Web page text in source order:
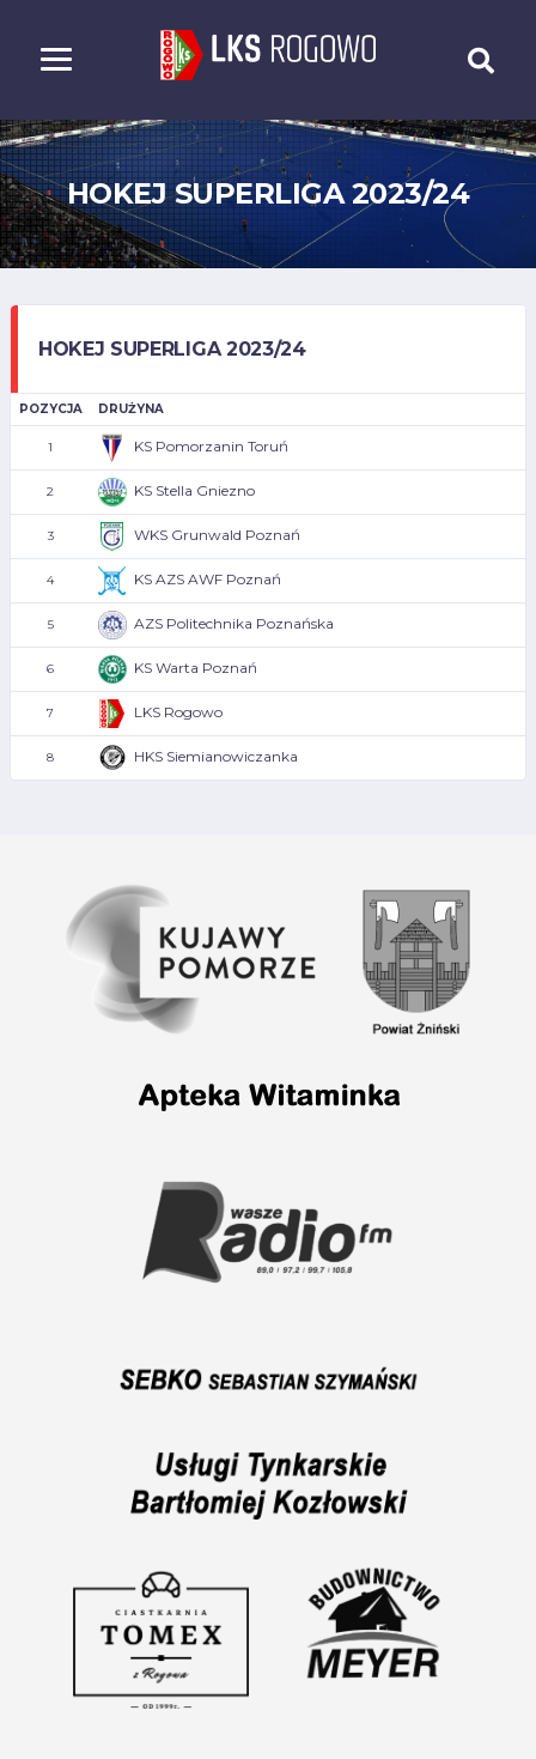
HOKEJ SUPERLIGA 2023/24
HOKEJ SUPERLIGA 2023/24
POZYCJA DRUŻYNA
1 KS Pomorzanin Toruń
2 KS Stella Gniezno
3 WKS Grunwald Poznań
4 KS AZS AWF Poznań
5 AZS Politechnika Poznańska
6 KS Warta Poznań
7 LKS Rogowo
8 HKS Siemianowiczanka